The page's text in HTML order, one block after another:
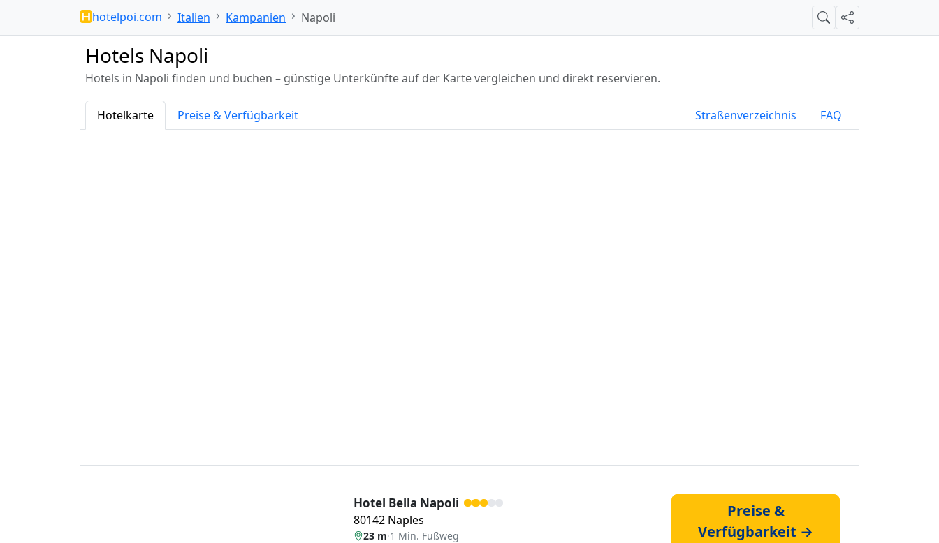
hotelpoi.com Italien Kampanien Napoli SucheTeilen
Hotels Napoli
Hotels in Napoli finden und buchen – günstige Unterkünfte auf der Karte vergleichen und direkt reservieren.
Hotelkarte Preise & Verfügbarkeit Straßenverzeichnis FAQ
Hotel Bella Napoli
80142 Naples
23 m·1 Min. Fußweg
Preise &
Verfügbarkeit →